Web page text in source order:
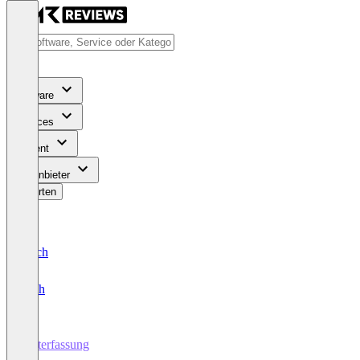
Software
Services
Content
Für Anbieter
Bewerten
Deutsch
English
Zeiterfassung